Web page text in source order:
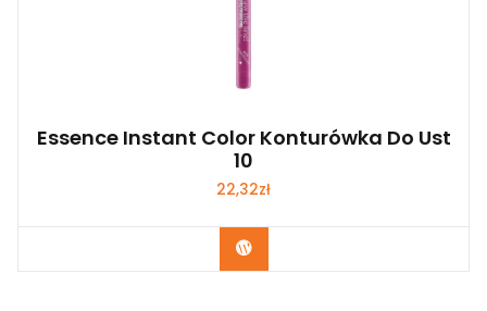
Essence Instant Color Konturówka Do Ust
10
22,32zł
Zobacz